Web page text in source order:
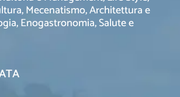
Mecenatismo, Architettura e
Enogastronomia, Salute e